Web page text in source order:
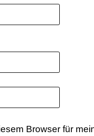
Browser für